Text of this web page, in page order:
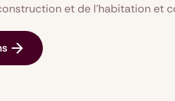
et de l'habitation et